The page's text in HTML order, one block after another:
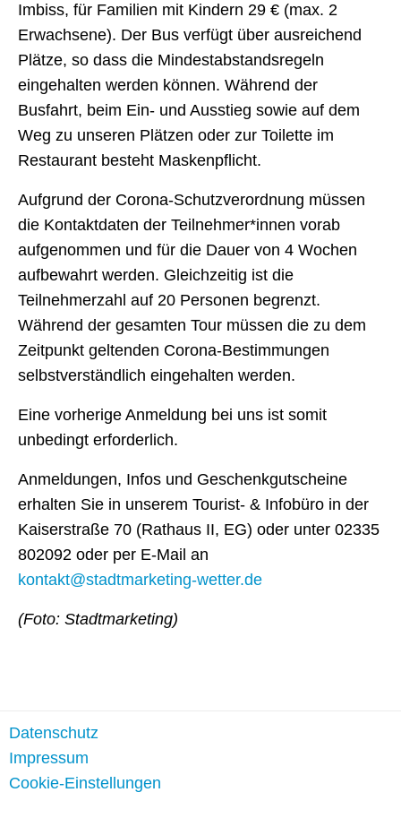
Imbiss, für Familien mit Kindern 29 € (max. 2
Erwachsene). Der Bus verfügt über ausreichend
Plätze, so dass die Mindestabstandsregeln
eingehalten werden können. Während der
Busfahrt, beim Ein- und Ausstieg sowie auf dem
Weg zu unseren Plätzen oder zur Toilette im
Restaurant besteht Maskenpflicht.
Aufgrund der Corona-Schutzverordnung müssen
die Kontaktdaten der Teilnehmer*innen vorab
aufgenommen und für die Dauer von 4 Wochen
aufbewahrt werden. Gleichzeitig ist die
Teilnehmerzahl auf 20 Personen begrenzt.
Während der gesamten Tour müssen die zu dem
Zeitpunkt geltenden Corona-Bestimmungen
selbstverständlich eingehalten werden.
Eine vorherige Anmeldung bei uns ist somit
unbedingt erforderlich.
Anmeldungen, Infos und Geschenkgutscheine
erhalten Sie in unserem Tourist- & Infobüro in der
Kaiserstraße 70 (Rathaus II, EG) oder unter 02335
802092 oder per E-Mail an
kontakt@stadtmarketing-wetter.de
(Foto: Stadtmarketing)
Datenschutz
Impressum
Cookie-Einstellungen